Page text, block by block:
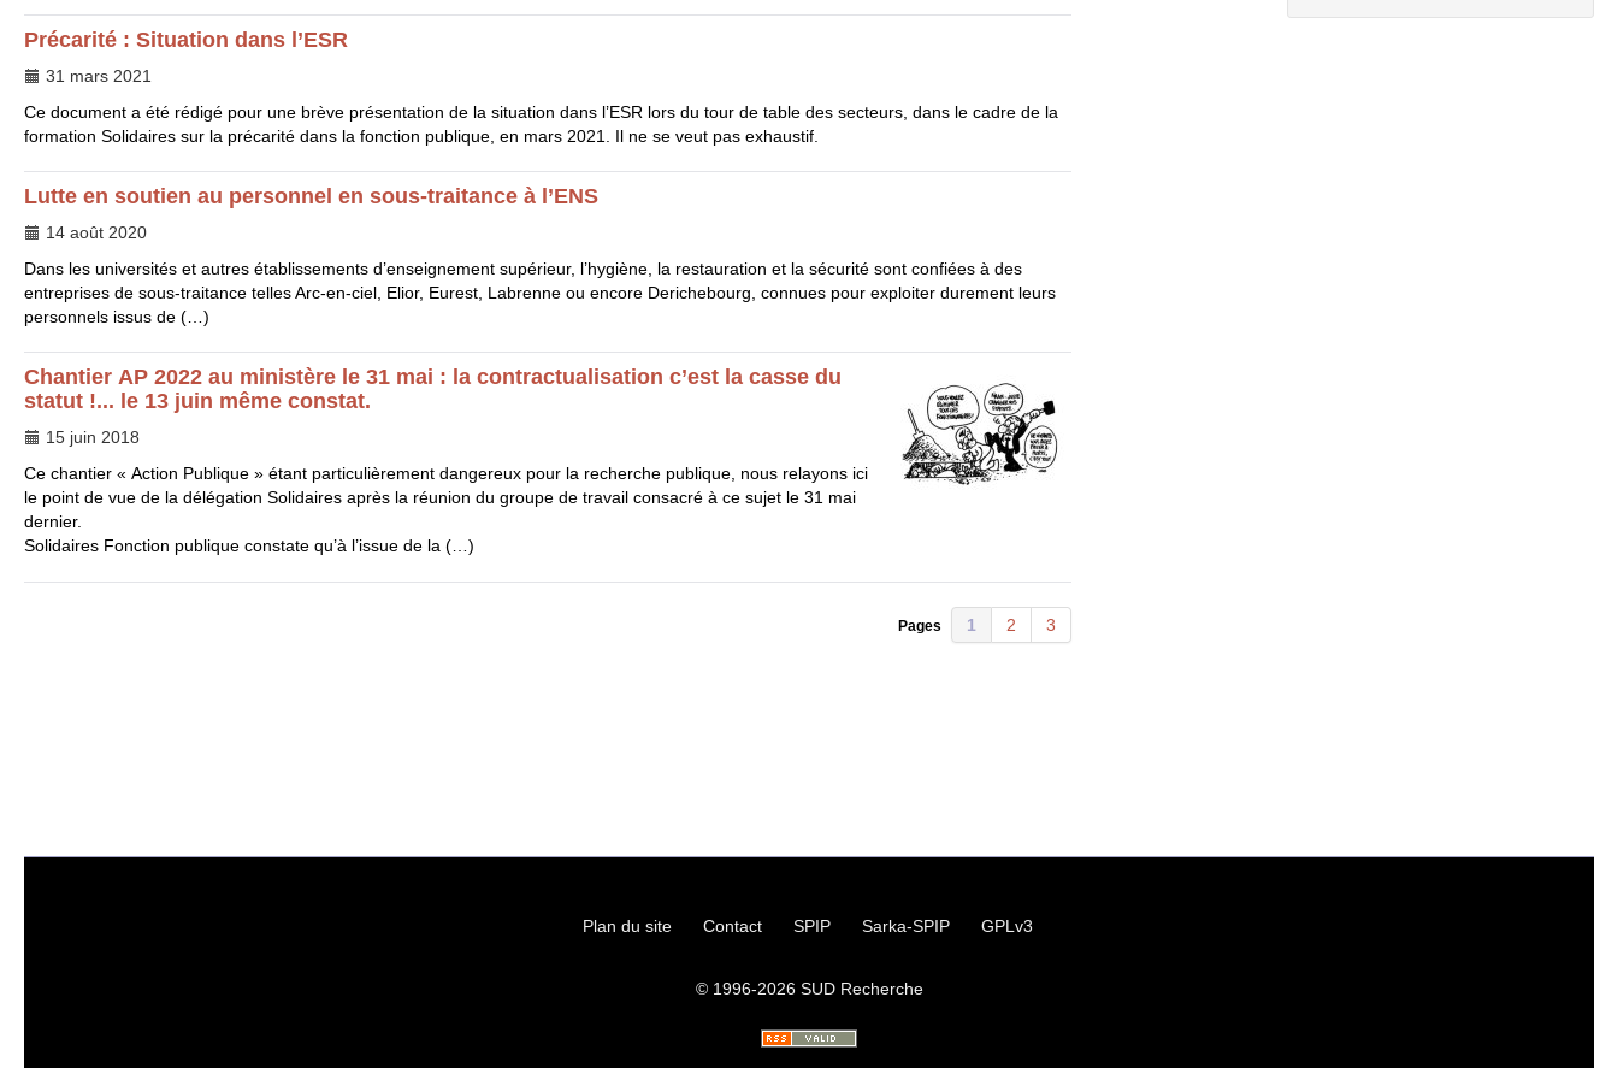
Précarité : Situation dans l’ESR
31 mars 2021
Ce document a été rédigé pour une brève présentation de la situation dans l’ESR lors du tour de table des secteurs, dans le cadre de la
formation Solidaires sur la précarité dans la fonction publique, en mars 2021. Il ne se veut pas exhaustif.
Lutte en soutien au personnel en sous-traitance à l’ENS
14 août 2020
Dans les universités et autres établissements d’enseignement supérieur, l’hygiène, la restauration et la sécurité sont confiées à des
entreprises de sous-traitance telles Arc-en-ciel, Elior, Eurest, Labrenne ou encore Derichebourg, connues pour exploiter durement leurs
personnels issus de (…)
Chantier AP 2022 au ministère le 31 mai : la contractualisation c’est la casse du
statut !... le 13 juin même constat.
15 juin 2018
Ce chantier « Action Publique » étant particulièrement dangereux pour la recherche publique, nous relayons ici
le point de vue de la délégation Solidaires après la réunion du groupe de travail consacré à ce sujet le 31 mai
dernier.
Solidaires Fonction publique constate qu’à l’issue de la (…)
Pages 1 2 3
Plan du site Contact SPIP Sarka-SPIP GPLv3
© 1996-2026 SUDRecherche